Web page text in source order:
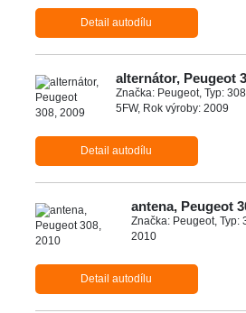
Detail autodílu
alternátor, Peugeot
Značka: Peugeot, Typ:
5FW, Rok výroby: 2009
Detail autodílu
antena, Peugeot
Značka: Peugeot, Typ:
2010
Detail autodílu